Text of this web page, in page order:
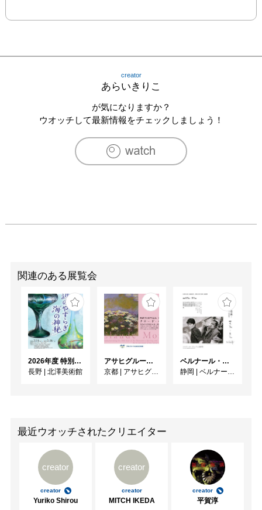
creator
あらいきりこ
が気になりますか？
ウオッチして最新情報をチェックしましょう！
関連のある展覧会
2026年度 特別展「ガレとドーム、アール･ヌーヴォーのガラス 水辺のやすらぎ、海の神秘」
長野 | 北澤美術館
アサヒグループ大山崎山荘美術館 開館30周年記念展「没後100年 クロード・モネ」
京都 | アサヒグループ大山崎山荘美術館
ベルナール・ビュフェと写真 ーカメラがとらえたビュフェとその時代、そして21 世紀へ
静岡 | ベルナール・ビュフェ美術館
最近ウオッチされたクリエイター
creator
creator
Yuriko Shirou
creator
creator
MITCH IKEDA
creator
平賀淳